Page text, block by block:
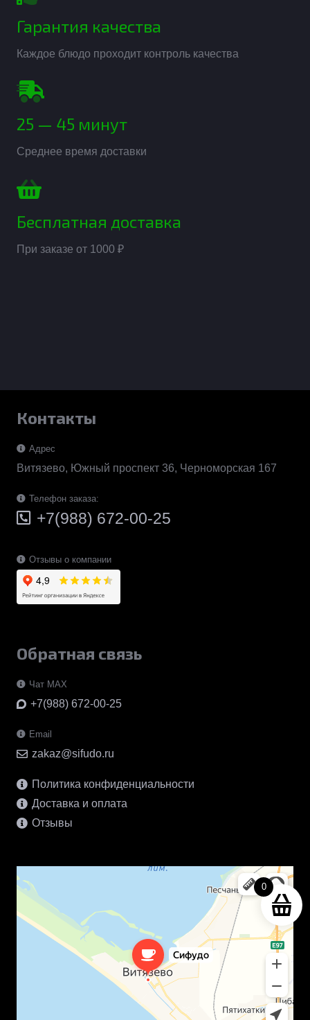
0
Гарантия качества
Каждое блюдо проходит контроль качества
25 — 45 минут
Среднее время доставки
Бесплатная доставка
При заказе от 1000 ₽
Контакты
Адрес
Витязево, Южный проспект 36, Черноморская 167
Телефон заказа:
+7(988) 672-00-25
Отзывы о компании
Обратная связь
Чат MAX
+7(988) 672-00-25
Email
zakaz@sifudo.ru
Политика конфиденциальности
Доставка и оплата
Отзывы